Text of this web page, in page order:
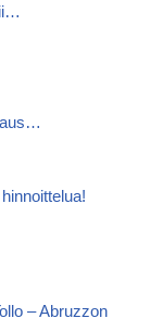
– Abruzzon